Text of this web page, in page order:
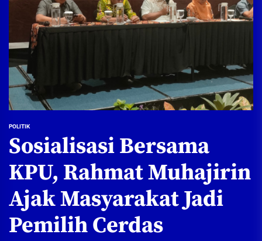
POLITIK
Sosialisasi Bersama
KPU, Rahmat Muhajirin
Ajak Masyarakat Jadi
Pemilih Cerdas